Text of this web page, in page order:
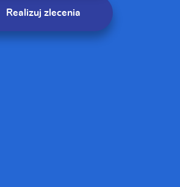
Realizuj zlecenia